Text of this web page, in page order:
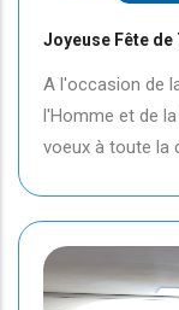
Joyeuse Fête de
A l'occasion de
l'Homme et de
voeux à toute la